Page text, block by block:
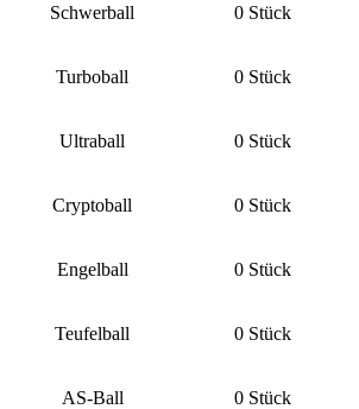
Schwerball 0 Stück
Turboball 0 Stück
Ultraball 0 Stück
Cryptoball 0 Stück
Engelball 0 Stück
Teufelball 0 Stück
AS-Ball 0 Stück